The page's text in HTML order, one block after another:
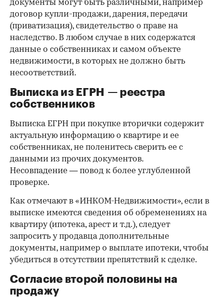
документы могут быть различными, например
договор купли-продажи, дарения, передачи
(приватизация), свидетельство о праве на
наследство. В любом случае в них содержатся
данные о собственниках и самом объекте
недвижимости, в которых не должно быть
несоответствий.
Выписка из ЕГРН — реестра
собственников
Выписка ЕГРН при покупке вторички содержит
актуальную информацию о квартире и ее
собственниках, не поленитесь сверить ее с
данными из прочих документов.
Несовпадение — повод к более углубленной
проверке.
Как отмечают в «ИНКОМ-Недвижимости», если в
выписке имеются сведения об обременениях на
квартиру (ипотека, арест и т.д.), следует
запросить у продавца дополнительные
документы, например о выплате ипотеки, чтобы
убедиться в отсутствии препятствий к сделке.
Согласие второй половины на
продажу